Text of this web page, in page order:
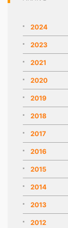
2024
2023
2021
2020
2019
2018
2017
2016
2015
2014
2013
2012